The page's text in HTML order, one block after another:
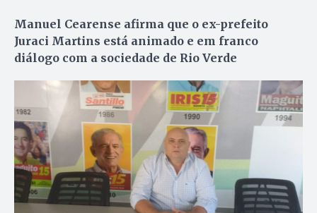
Manuel Cearense afirma que o ex-prefeito
Juraci Martins está animado e em franco
diálogo com a sociedade de Rio Verde